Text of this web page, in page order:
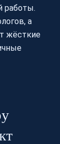
работы.
а
жёсткие